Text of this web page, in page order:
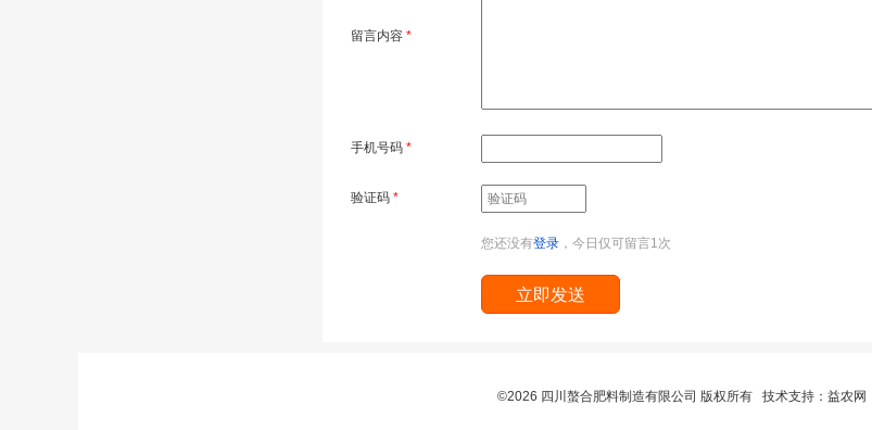
留言内容 *
手机号码 *
验证码 *
您还没有登录 ，今日仅可留言1次
©2026 四川螯合肥料制造有限公司 版权所有 技术支持： 益农网